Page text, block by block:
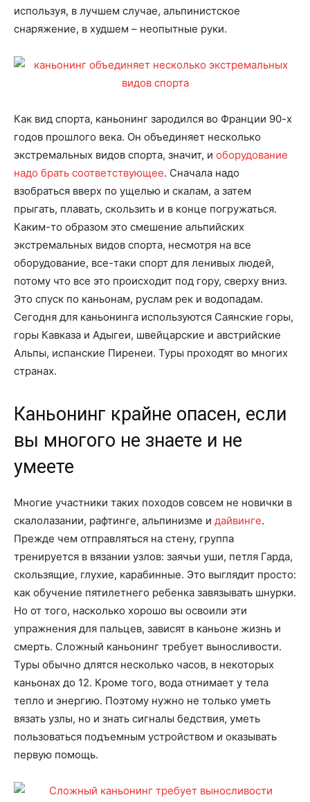
используя, в лучшем случае, альпинистское
снаряжение, в худшем – неопытные руки.
Как вид спорта, каньонинг зародился во Франции 90-х
годов прошлого века. Он объединяет несколько
экстремальных видов спорта, значит, и оборудование
надо брать соответствующее. Сначала надо
взобраться вверх по ущелью и скалам, а затем
прыгать, плавать, скользить и в конце погружаться.
Каким-то образом это смешение альпийских
экстремальных видов спорта, несмотря на все
оборудование, все-таки спорт для ленивых людей,
потому что все это происходит под гору, сверху вниз.
Это спуск по каньонам, руслам рек и водопадам.
Сегодня для каньонинга используются Саянские горы,
горы Кавказа и Адыгеи, швейцарские и австрийские
Альпы, испанские Пиренеи. Туры проходят во многих
странах.
Каньонинг крайне опасен, если
вы многого не знаете и не
умеете
Многие участники таких походов совсем не новички в
скалолазании, рафтинге, альпинизме и дайвинге.
Прежде чем отправляться на стену, группа
тренируется в вязании узлов: заячьи уши, петля Гарда,
скользящие, глухие, карабинные. Это выглядит просто:
как обучение пятилетнего ребенка завязывать шнурки.
Но от того, насколько хорошо вы освоили эти
упражнения для пальцев, зависят в каньоне жизнь и
смерть. Сложный каньонинг требует выносливости.
Туры обычно длятся несколько часов, в некоторых
каньонах до 12. Кроме того, вода отнимает у тела
тепло и энергию. Поэтому нужно не только уметь
вязать узлы, но и знать сигналы бедствия, уметь
пользоваться подъемным устройством и оказывать
первую помощь.